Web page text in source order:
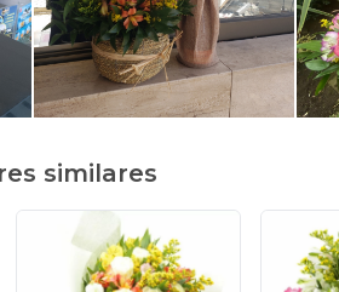
similares